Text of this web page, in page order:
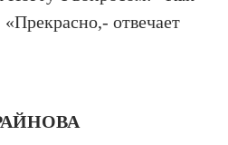
«Прекрасно,- отвечает